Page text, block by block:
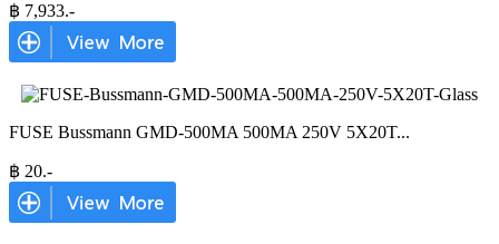
฿ 7,933.-
FUSE Bussmann GMD-500MA 500MA 250V 5X20T...
฿ 20.-